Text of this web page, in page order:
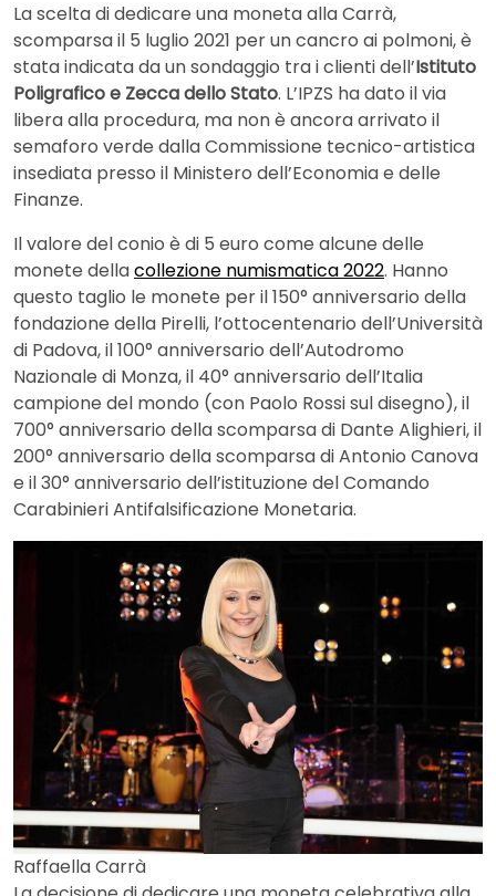
La scelta di dedicare una moneta alla Carrà,
scomparsa il 5 luglio 2021 per un cancro ai polmoni, è
stata indicata da un sondaggio tra i clienti dell’Istituto
Poligrafico e Zecca dello Stato. L’IPZS ha dato il via
libera alla procedura, ma non è ancora arrivato il
semaforo verde dalla Commissione tecnico-artistica
insediata presso il Ministero dell’Economia e delle
Finanze.
Il valore del conio è di 5 euro come alcune delle
monete dellacollezione numismatica 2022. Hanno
questo taglio le monete per il 150° anniversario della
fondazione della Pirelli, l’ottocentenario dell’Università
di Padova, il 100° anniversario dell’Autodromo
Nazionale di Monza, il 40° anniversario dell’Italia
campione del mondo (con Paolo Rossi sul disegno), il
700° anniversario della scomparsa di Dante Alighieri, il
200° anniversario della scomparsa di Antonio Canova
e il 30° anniversario dell’istituzione del Comando
Carabinieri Antifalsificazione Monetaria.
Raffaella Carrà